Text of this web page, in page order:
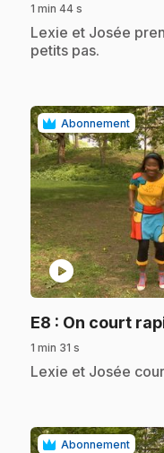
1 min 44 s
.Lexie et Josée
petits pas.
Abonnement
play_circle
E8 : On court
1 min 31 s
.Lexie et Josée
Abonnement